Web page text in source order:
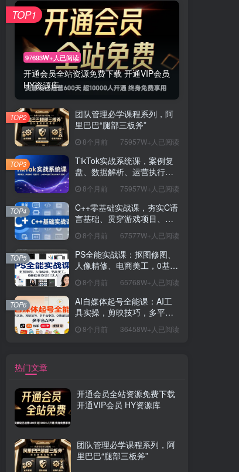
97693W+人已阅读
开通会员全站资源免费下载 开通VIP会员
HY资源库
TOP1
团队管理必学课程系列，阿
里巴巴“腿部三板斧”
8个月前 75957W+人已阅读
TOP2
TikTok实战系统课，案例复
盘、数据解析、运营执行，
（更新）
8个月前 75957W+人已阅读
TOP3
C++零基础实战课，夯实C语
言基础、贯穿游戏项目、掌
薪15K+岗位
8个月前 67577W+人已阅读
TOP4
PS全能实战课：抠图修图、
人像精修、电商美工，0基础
8个月前 65768W+人已阅读
TOP5
AI自媒体起号全能课：AI工
具实操，剪映技巧，多平台
8个月前 36458W+人已阅读
TOP6
热门文章
开通会员全站资源免费下载
开通VIP会员 HY资源库
团队管理必学课程系列，阿
里巴巴“腿部三板斧”